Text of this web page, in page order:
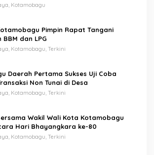
Kotamobagu
Pimpin Rapat Tangani
dan LPG
Kotamobagu, Terkini
Daerah Pertama Sukses Uji Coba
Non Tunai di Desa
Kotamobagu, Terkini
Wakil Wali Kota Kotamobagu
Hari Bhayangkara ke-80
Kotamobagu, Terkini